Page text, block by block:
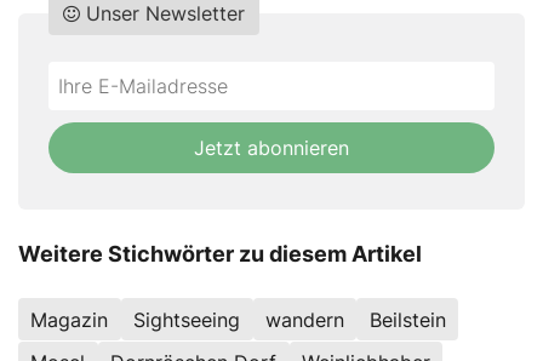
Do
fill
this
Unser Newsletter
*Ihre
Mailadresse:
Jetzt abonnieren
Weitere Stichwörter zu diesem Artikel
Magazin Sightseeing wandern
Beilstein